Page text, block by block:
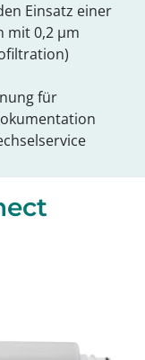
Einsatz einer
mit 0,2 µm
für